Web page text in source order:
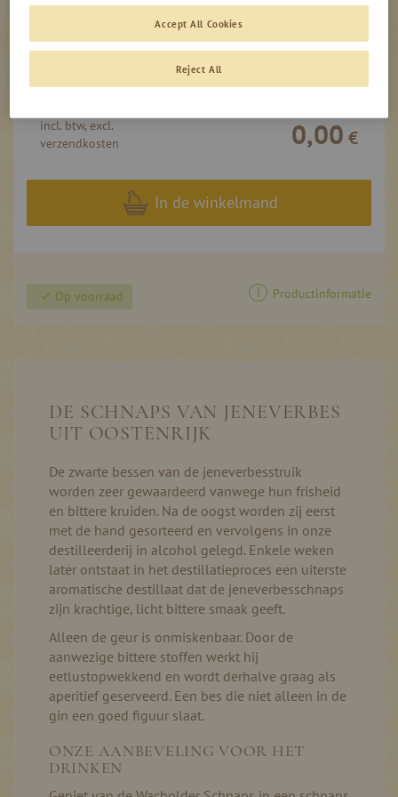
32,50 €/ 1 l
0,02l - fles
- +
incl. btw, excl.
verzendkosten
0,00 €
In de winkelmand
Op voorraad Productinformatie
DE SCHNAPS VAN JENEVERBES
UIT OOSTENRIJK
De zwarte bessen van de jeneverbesstruik
worden zeer gewaardeerd vanwege hun frisheid
en bittere kruiden. Na de oogst worden zij eerst
met de hand gesorteerd en vervolgens in onze
destilleerderij in alcohol gelegd. Enkele weken
later ontstaat in het destillatieproces een uiterste
aromatische destillaat dat de jeneverbesschnaps
zijn krachtige, licht bittere smaak geeft.
Alleen de geur is onmiskenbaar. Door de
aanwezige bittere stoffen werkt hij
eetlustopwekkend en wordt derhalve graag als
aperitief geserveerd. Een bes die niet alleen in de
gin een goed figuur slaat.
ONZE AANBEVELING VOOR HET
DRINKEN
Reject All
Accept All Cookies